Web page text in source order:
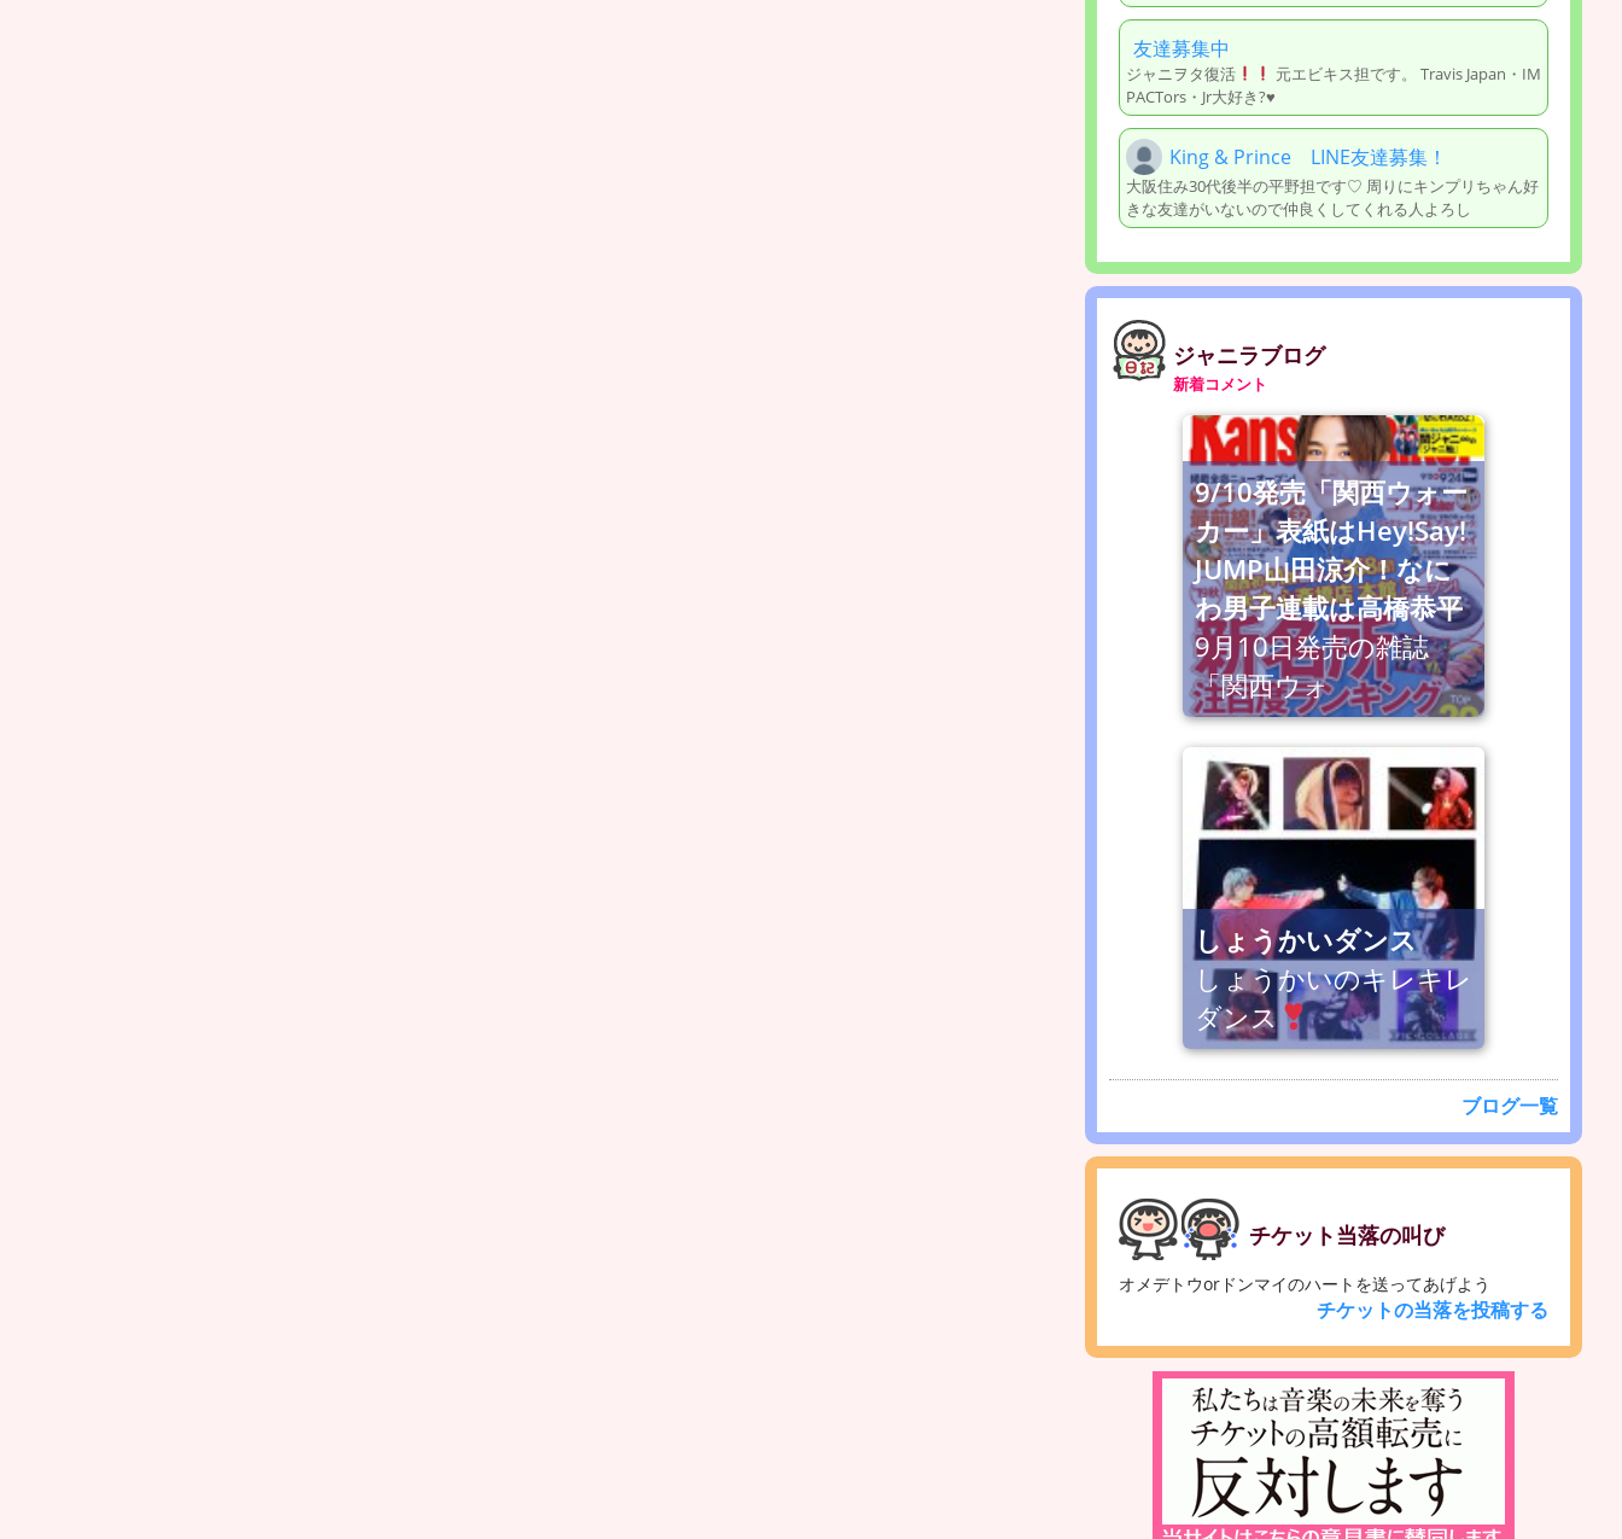
友達募集中
ジャニヲタ復活
元エビキス担です。 Travis Japan・IM
PACTors・Jr大好き?♥
King & Prince LINE友達募集！
大阪住み30代後半の平野担です♡ 周りにキンプリちゃん好
きな友達がいないので仲良くしてくれる人よろし
ジャニラブログ
新着コメント
9/10発売「関西ウォー
カー」表紙はHey!Say!
JUMP山田涼介！なに
わ男子連載は高橋恭平
9月10日発売の雑誌
「関西ウォ
しょうかいダンス
しょうかいのキレキレ
ダンス
ブログ一覧
チケット当落の叫び
オメデトウorドンマイのハートを送ってあげよう
チケットの当落を投稿する